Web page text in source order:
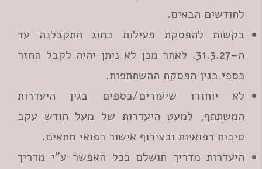
לחודשים הבאים.
בקשות להפסקת פעילות בחוג תתקבלנה עד
ה–31.3.27. לאחר מכן לא ניתן יהיה לקבל החזר
כספי בגין הפסקת ההשתתפות.
לא יוחזרו שיעורים/כספים בגין היעדרות
המשתתף, למעט היעדרות של מעל חודש עקב
סיבות רפואיות ובצירוף אישור רפואי מתאים.
היעדרות מדריך תושלם ככל האפשר ע"י מדריך